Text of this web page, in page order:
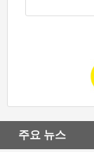
주요 뉴스